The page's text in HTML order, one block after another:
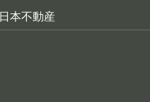
日本不動産